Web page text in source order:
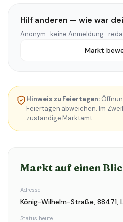
Hilf anderen — wie war
Anonym · keine Anmeldung ·
Markt
Hinweis zu Feiertagen:
Feiertagen abweichen. Im
zuständige Marktamt.
Markt auf einen
Adresse
König-Wilhelm-Straße, 88471,
Status heute